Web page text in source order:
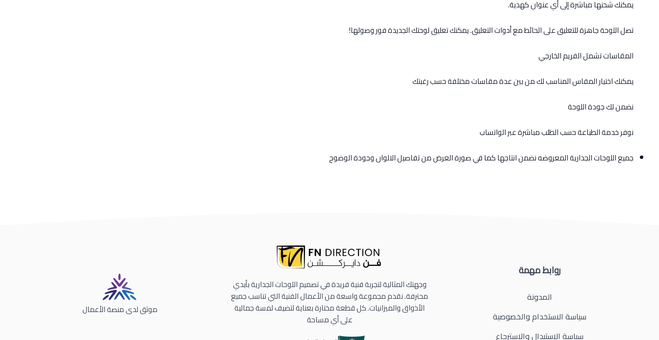
يمكنك شحنها مباشرة إلى أي عنوان كهدية.
تصل اللوحة جاهزة للتعليق على الحائط مع أدوات التعليق. يمكنك تعليق لوحتك الجديدة فور وصولها!
المقاسات تشمل الفريم الخارجي
يمكنك اختيار المقاس المناسب لك من بين عدة مقاسات مختلفة حسب رغبتك
نضمن لك جودة اللوحة
نوفر خدمة الطباعة حسب الطلب مباشرة عبر الواتساب
جميع اللوحات الجدارية المعروضه نضمن انتاجها كما في صورة العرض من تفاصيل الالوان وجودة الوضوح
روابط مهمة
المدونة
سياسة الاستخدام والخصوصية
سياسة الاستبدال والاسترجاع
وجهتك المثالية لتجربة فنية فريدة في تصميم اللوحات الجدارية بأيدي
محترفة. نقدم مجموعة واسعة من الأعمال الفنية التي تناسب جميع
الأذواق والميزانيات. كل قطعة مختارة بعناية لتضيف لمسة جمالية
على أي مساحة
موثق لدى منصة الأعمال